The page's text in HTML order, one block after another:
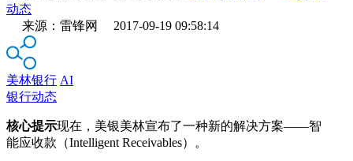
动态
来源：雷锋网 2017-09-19 09:58:14
美林银行 AI
银行动态
核心提示现在，美银美林宣布了一种新的解决方案——智
能应收款（Intelligent Receivables）。